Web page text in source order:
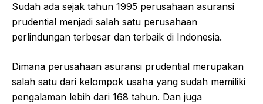
Sudah ada sejak tahun 1995 perusahaan asuransi
prudential menjadi salah satu perusahaan
perlindungan terbesar dan terbaik di Indonesia.
Dimana perusahaan asuransi prudential merupakan
salah satu dari kelompok usaha yang sudah memiliki
pengalaman lebih dari 168 tahun. Dan juga